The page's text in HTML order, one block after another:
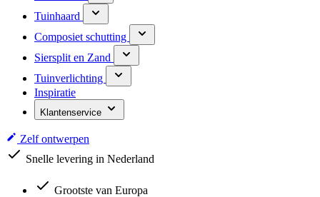
Tuinhaard
Composiet schutting
Siersplit en Zand
Tuinverlichting
Inspiratie
Klantenservice
Zelf ontwerpen
Snelle levering in Nederland
Grootste van Europa